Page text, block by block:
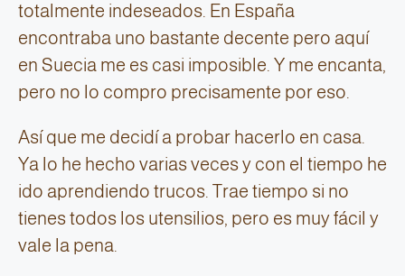
totalmente indeseados. En España
encontraba uno bastante decente pero aquí
en Suecia me es casi imposible. Y me encanta,
pero no lo compro precisamente por eso.
Así que me decidí a probar hacerlo en casa.
Ya lo he hecho varias veces y con el tiempo he
ido aprendiendo trucos. Trae tiempo si no
tienes todos los utensilios, pero es muy fácil y
vale la pena.